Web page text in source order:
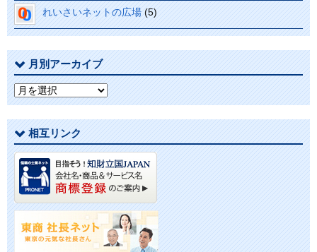
れいさいネットの広場 (5)
月別アーカイブ
月
別
ア
ー
カ
イ
ブ
相互リンク